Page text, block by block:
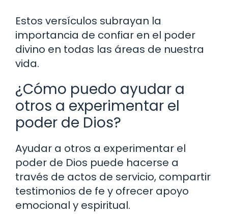
Estos versículos subrayan la
importancia de confiar en el poder
divino en todas las áreas de nuestra
vida.
¿Cómo puedo ayudar a
otros a experimentar el
poder de Dios?
Ayudar a otros a experimentar el
poder de Dios puede hacerse a
través de actos de servicio, compartir
testimonios de fe y ofrecer apoyo
emocional y espiritual.